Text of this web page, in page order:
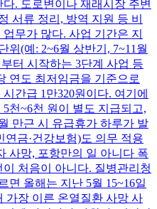
. 도로변이나 재래시장 주변
서류 정리, 방역 지원 등 비
무가 많다. 사업 기간은 지
위(예: 2~6월 상반기, 7~11월
터 시작하는 3단계 사업 등
연도 최저임금을 기준으로
간급 1만320원이다. 여기에
천~6천 원이 별도 지급되고,
만근 시 유급휴가 하루가 발
연금·건강보험)도 의무 적용
사망, 포항만의 일 아니다 폭
처음이 아니다. 질병관리청
면 올해는 지난 5월 15~16일
가장 이른 온열질환 사망 사